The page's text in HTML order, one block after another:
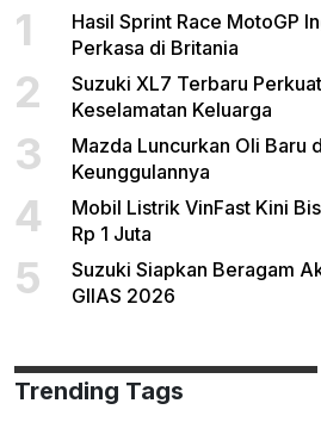
1
Hasil Sprint Race MotoGP
Perkasa di Britania
2
Suzuki XL7 Terbaru
Keselamatan Keluarga
3
Mazda Luncurkan Oli Baru
Keunggulannya
4
Mobil Listrik VinFast Kini
Rp 1 Juta
5
Suzuki Siapkan Beragam
GIIAS 2026
Trending Tags